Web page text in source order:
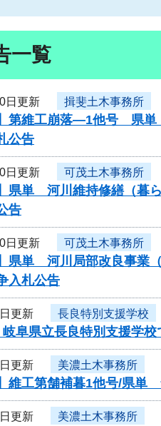
一覧
日更新 揖斐土木事務所
】第維工崩落―1他号 県
公告
日更新 可茂土木事務所
】県単 河川維持修繕（暮
告
日更新 可茂土木事務所
】県単 河川局部改良事業
入札公告
更新 長良特別支援学校
阜県立長良特別支援学校
更新 美濃土木事務所
維工第舗補暮1他号/県
更新 美濃土木事務所